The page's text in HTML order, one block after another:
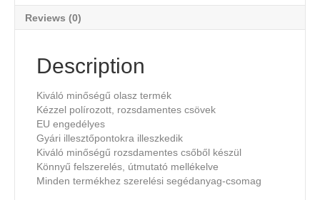
Reviews (0)
Description
Kiváló minőségű olasz termék
Kézzel polírozott, rozsdamentes csövek
EU engedélyes
Gyári illesztőpontokra illeszkedik
Kiváló minőségű rozsdamentes csőből készül
Könnyű felszerelés, útmutató mellékelve
Minden termékhez szerelési segédanyag-csomag